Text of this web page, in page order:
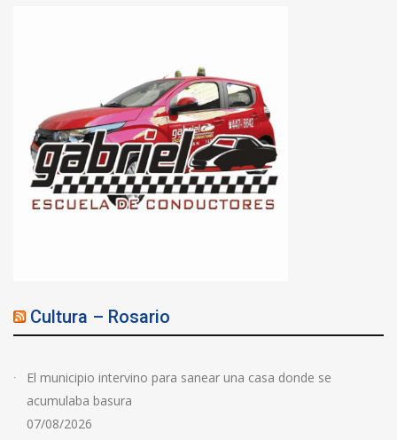
Cultura – Rosario
El municipio intervino para sanear una casa donde se
acumulaba basura
07/08/2026